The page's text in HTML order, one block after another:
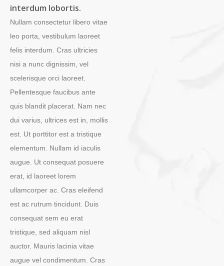
interdum lobortis.
Nullam consectetur libero vitae
leo porta, vestibulum laoreet
felis interdum. Cras ultricies
nisi a nunc dignissim, vel
scelerisque orci laoreet.
Pellentesque faucibus ante
quis blandit placerat. Nam nec
dui varius, ultrices est in, mollis
est. Ut porttitor est a tristique
elementum. Nullam id iaculis
augue. Ut consequat posuere
erat, id laoreet lorem
ullamcorper ac. Cras eleifend
est ac rutrum tincidunt. Duis
consequat sem eu erat
tristique, sed aliquam nisl
auctor. Mauris lacinia vitae
augue vel condimentum. Cras